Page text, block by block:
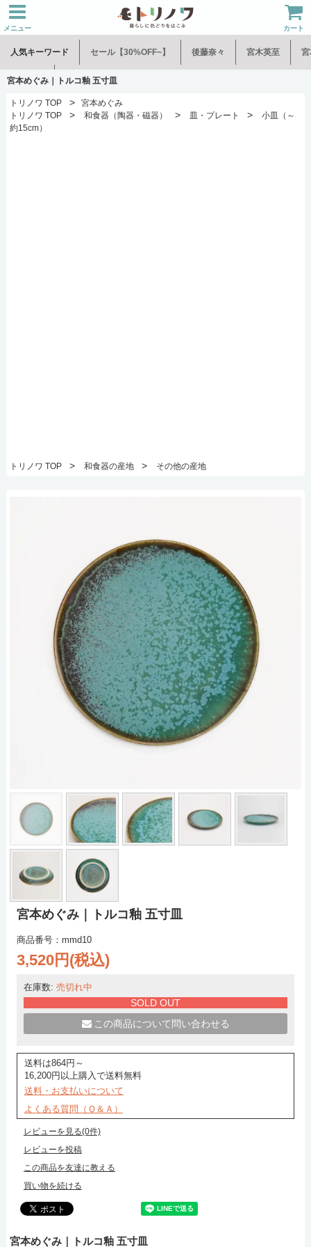
メニュー カート
人気キーワード セール【30%OFF~】 後藤奈々 宮木英至 宮
水谷和音 児玉修治
宮本めぐみ｜トルコ釉 五寸皿
トリノワ TOP >
宮本めぐみ
トリノワ TOP
> 和食器（陶器・磁器） > 皿・プレート >
小皿（～
約15cm）
トリノワ TOP > 和食器の産地 > その他の産地
宮本めぐみ｜トルコ釉 五寸皿
商品番号：mmd10
3,520円(税込)
在庫数: 売切れ中
SOLD OUT
この商品について問い合わせる
送料は864円～
16,200円以上購入で送料無料
送料・お支払いについて
よくある質問（Ｑ＆Ａ）
レビューを見る(0件)
レビューを投稿
この商品を友達に教える
買い物を続ける
宮本めぐみ｜トルコ釉 五寸皿